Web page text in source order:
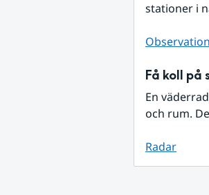
stationer i
Få koll på
En
och rum.
Radar